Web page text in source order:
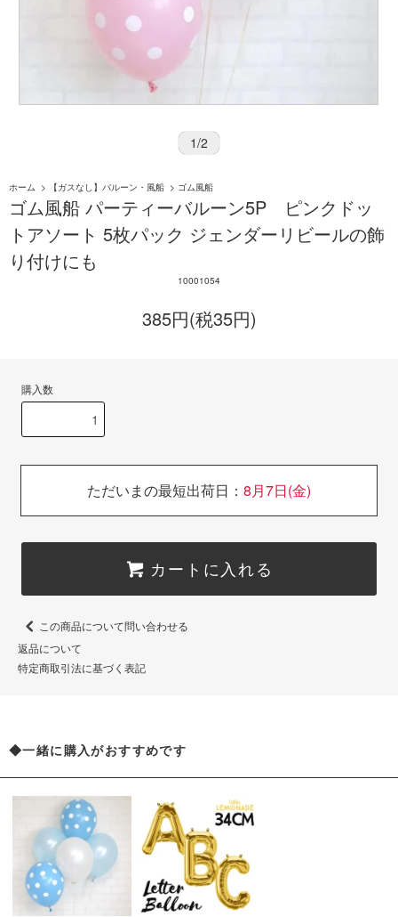
1/2
ホーム > 【ガスなし】バルーン・風船 > ゴム風船
ゴム風船 パーティーバルーン5P ピンクドッ
トアソート 5枚パック ジェンダーリビールの飾
り付けにも
10001054
385円(税35円)
購入数
ただいまの最短出荷日： 8月7日(金)
カートに入れる
この商品について問い合わせる
返品について
特定商取引法に基づく表記
◆一緒に購入がおすすめです